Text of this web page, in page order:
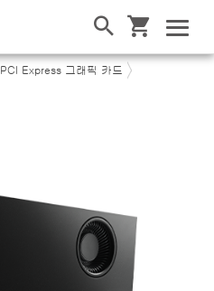
PCI Express 그래픽 카드